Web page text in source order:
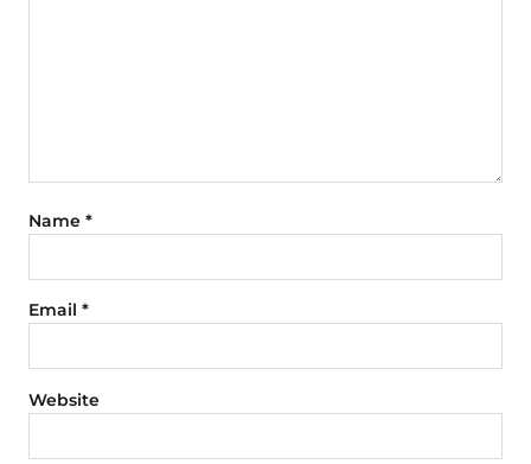
Name *
Email *
Website